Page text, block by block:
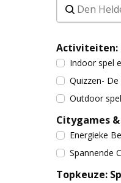
Activiteiten:
Indoor spel
Quizzen-
Outdoor
Citygames
Energieke
Spannende
Topkeuze: